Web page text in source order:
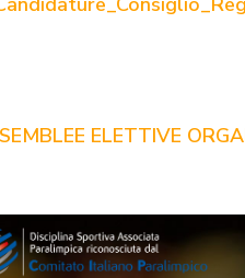
ELETTIVE